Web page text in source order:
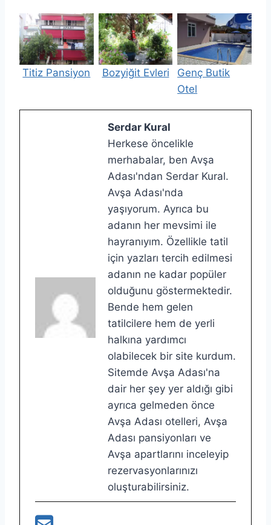
Titiz Pansiyon Bozyiğit Evleri
Genç Butik
Otel
Serdar Kural
Herkese öncelikle
merhabalar, ben Avşa
Adası'ndan Serdar Kural.
Avşa Adası'nda
yaşıyorum. Ayrıca bu
adanın her mevsimi ile
hayranıyım. Özellikle tatil
için yazları tercih edilmesi
adanın ne kadar popüler
olduğunu göstermektedir.
Bende hem gelen
tatilcilere hem de yerli
halkına yardımcı
olabilecek bir site kurdum.
Sitemde Avşa Adası'na
dair her şey yer aldığı gibi
ayrıca gelmeden önce
Avşa Adası otelleri, Avşa
Adası pansiyonları ve
Avşa apartlarını inceleyip
rezervasyonlarınızı
oluşturabilirsiniz.